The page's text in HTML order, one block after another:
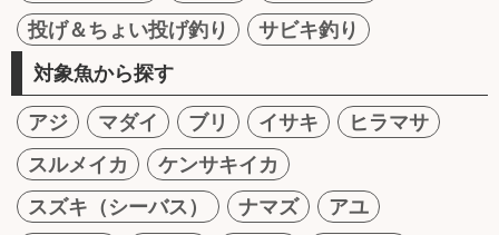
投げ＆ちょい投げ釣り
サビキ釣り
対象魚から探す
アジ マダイ ブリ イサキ
ヒラマサ
スルメイカ
ケンサキイカ
スズキ（シーバス）
ナマズ
アユ